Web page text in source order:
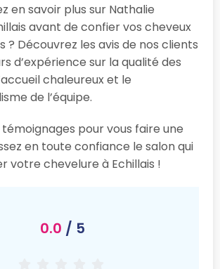
en savoir plus sur Nathalie
avant de confier vos cheveux
? Découvrez les avis de nos clients
d’expérience sur la qualité des
chaleureux et le
de l’équipe.
pour vous faire une
en toute confiance le salon qui
votre chevelure à Echillais !
0.0 / 5